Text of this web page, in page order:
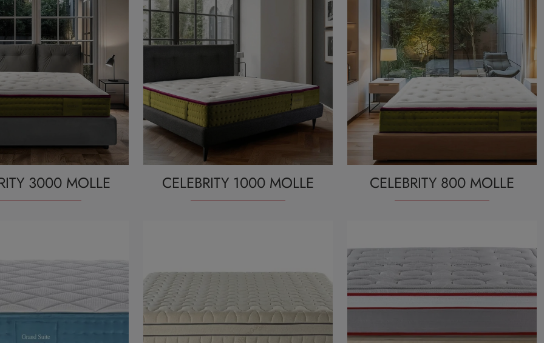
3000 MOLLE CELEBRITY 1000 MOLLE CELEBRITY 800 MOLLE